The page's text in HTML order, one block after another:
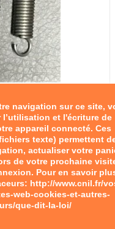
navigation sur ce site,
l’utilisation et l'écriture de
appareil connecté. Ces
texte) permettent
actualiser votre
de votre prochaine
Pour en savoir
http://www.cnil.fr/
web-cookies-et-autres-
que-dit-la-loi/